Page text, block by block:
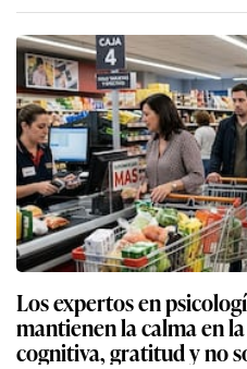
Los expertos en
mantienen la calma en
cognitiva, gratitud y no